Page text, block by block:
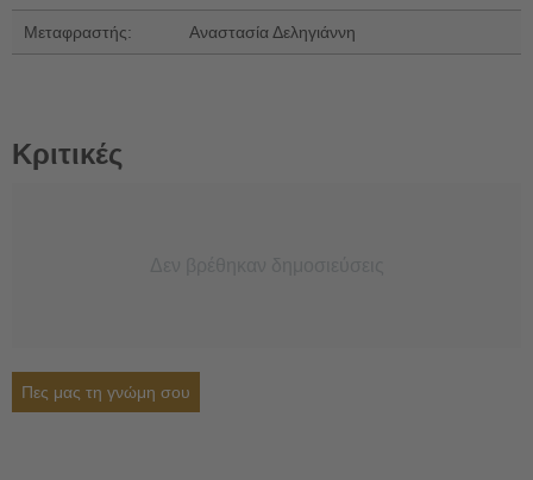
Μεταφραστής: Αναστασία Δεληγιάννη
Κριτικές
Πες μας τη γνώμη σου